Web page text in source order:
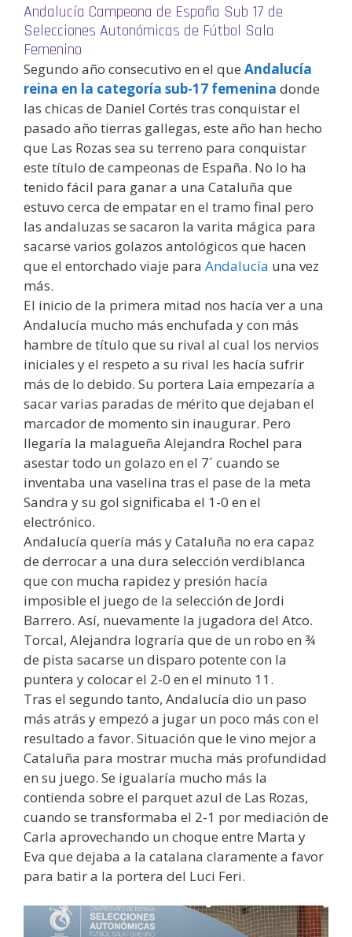
Andalucía Campeona de España Sub 17 de
Selecciones Autonómicas de Fútbol Sala
Femenino
Segundo año consecutivo en el que Andalucía
reina en la categoría sub-17 femenina donde
las chicas de Daniel Cortés tras conquistar el
pasado año tierras gallegas, este año han hecho
que Las Rozas sea su terreno para conquistar
este título de campeonas de España. No lo ha
tenido fácil para ganar a una Cataluña que
estuvo cerca de empatar en el tramo final pero
las andaluzas se sacaron la varita mágica para
sacarse varios golazos antológicos que hacen
que el entorchado viaje para Andalucía una vez
más.
El inicio de la primera mitad nos hacía ver a una
Andalucía mucho más enchufada y con más
hambre de título que su rival al cual los nervios
iniciales y el respeto a su rival les hacía sufrir
más de lo debido. Su portera Laia empezaría a
sacar varias paradas de mérito que dejaban el
marcador de momento sin inaugurar. Pero
llegaría la malagueña Alejandra Rochel para
asestar todo un golazo en el 7´ cuando se
inventaba una vaselina tras el pase de la meta
Sandra y su gol significaba el 1-0 en el
electrónico.
Andalucía quería más y Cataluña no era capaz
de derrocar a una dura selección verdiblanca
que con mucha rapidez y presión hacía
imposible el juego de la selección de Jordi
Barrero. Así, nuevamente la jugadora del Atco.
Torcal, Alejandra lograría que de un robo en ¾
de pista sacarse un disparo potente con la
puntera y colocar el 2-0 en el minuto 11.
Tras el segundo tanto, Andalucía dio un paso
más atrás y empezó a jugar un poco más con el
resultado a favor. Situación que le vino mejor a
Cataluña para mostrar mucha más profundidad
en su juego. Se igualaría mucho más la
contienda sobre el parquet azul de Las Rozas,
cuando se transformaba el 2-1 por mediación de
Carla aprovechando un choque entre Marta y
Eva que dejaba a la catalana claramente a favor
para batir a la portera del Luci Feri.